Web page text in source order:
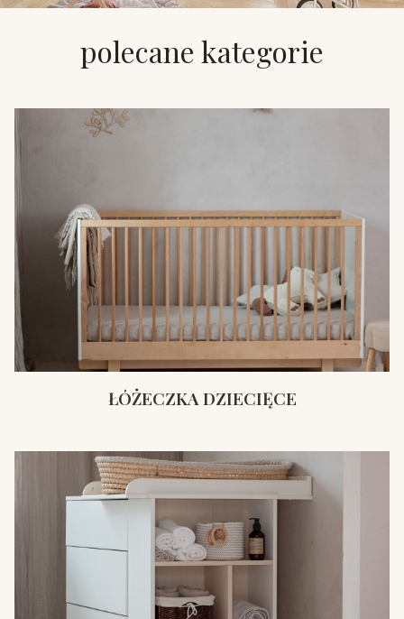
polecane kategorie
ŁÓŻECZKA DZIECIĘCE